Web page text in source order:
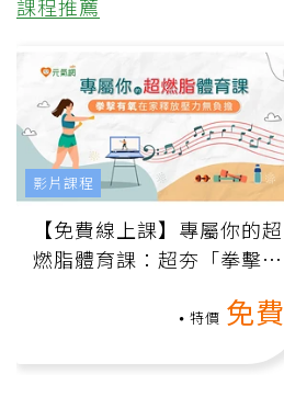
課程推薦
【免費線上課】專屬你的超
燃脂體育課：超夯「拳擊有
特價 免費
影片課程